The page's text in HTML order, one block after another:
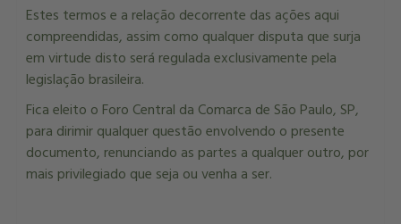
Estes termos e a relação decorrente das ações aqui
compreendidas, assim como qualquer disputa que surja
em virtude disto será regulada exclusivamente pela
legislação brasileira.
Fica eleito o Foro Central da Comarca de São Paulo, SP,
para dirimir qualquer questão envolvendo o presente
documento, renunciando as partes a qualquer outro, por
mais privilegiado que seja ou venha a ser.